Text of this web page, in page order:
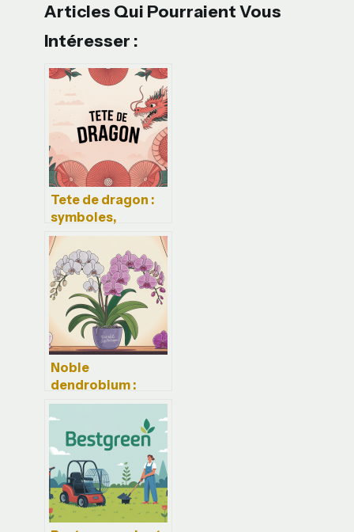
Articles Qui Pourraient Vous
Intéresser :
Tete de dragon :
symboles,
utilisations et
secrets d’une
plante étonnante
Noble
dendrobium :
guide complet
pour cultiver et
faire refleurir
cette orchidée